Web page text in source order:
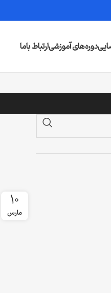
دوره‌های آموزشیارتباط باما
10
مارس